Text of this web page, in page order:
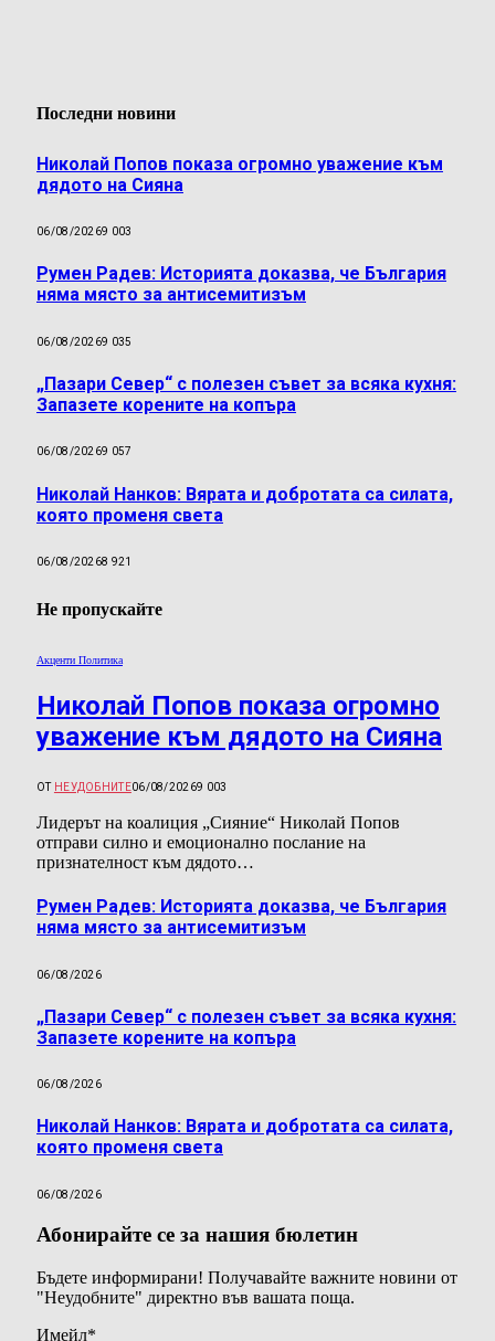
Последни новини
Николай Попов показа огромно уважение към
дядото на Сияна
06/08/20269 003
Румен Радев: Историята доказва, че България
няма място за антисемитизъм
06/08/20269 035
„Пазари Север“ с полезен съвет за всяка кухня:
Запазете корените на копъра
06/08/20269 057
Николай Нанков: Вярата и добротата са силата,
която променя света
06/08/20268 921
Не пропускайте
Акценти Политика
Николай Попов показа огромно
уважение към дядото на Сияна
ОТ НЕУДОБНИТЕ06/08/20269 003
Лидерът на коалиция „Сияние“ Николай Попов
отправи силно и емоционално послание на
признателност към дядото…
Румен Радев: Историята доказва, че България
няма място за антисемитизъм
06/08/2026
„Пазари Север“ с полезен съвет за всяка кухня:
Запазете корените на копъра
06/08/2026
Николай Нанков: Вярата и добротата са силата,
която променя света
06/08/2026
Абонирайте се за нашия бюлетин
Бъдете информирани! Получавайте важните новини от
"Неудобните" директно във вашата поща.
Имейл*